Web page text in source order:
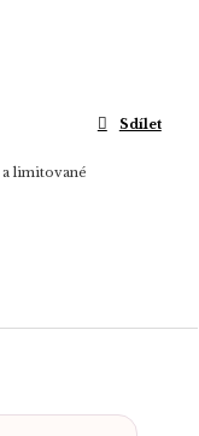
limitované
Sdílet